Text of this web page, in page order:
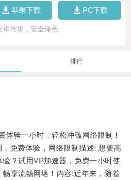
苹果下载 PC下载
卓市场，安全绿色
排行
验一小时，轻松冲破网络限制！
免费体验，网络限制描述: 想要高
？试用VP加速器，免费一小时使
畅享流畅网络！内容:近年来，随着